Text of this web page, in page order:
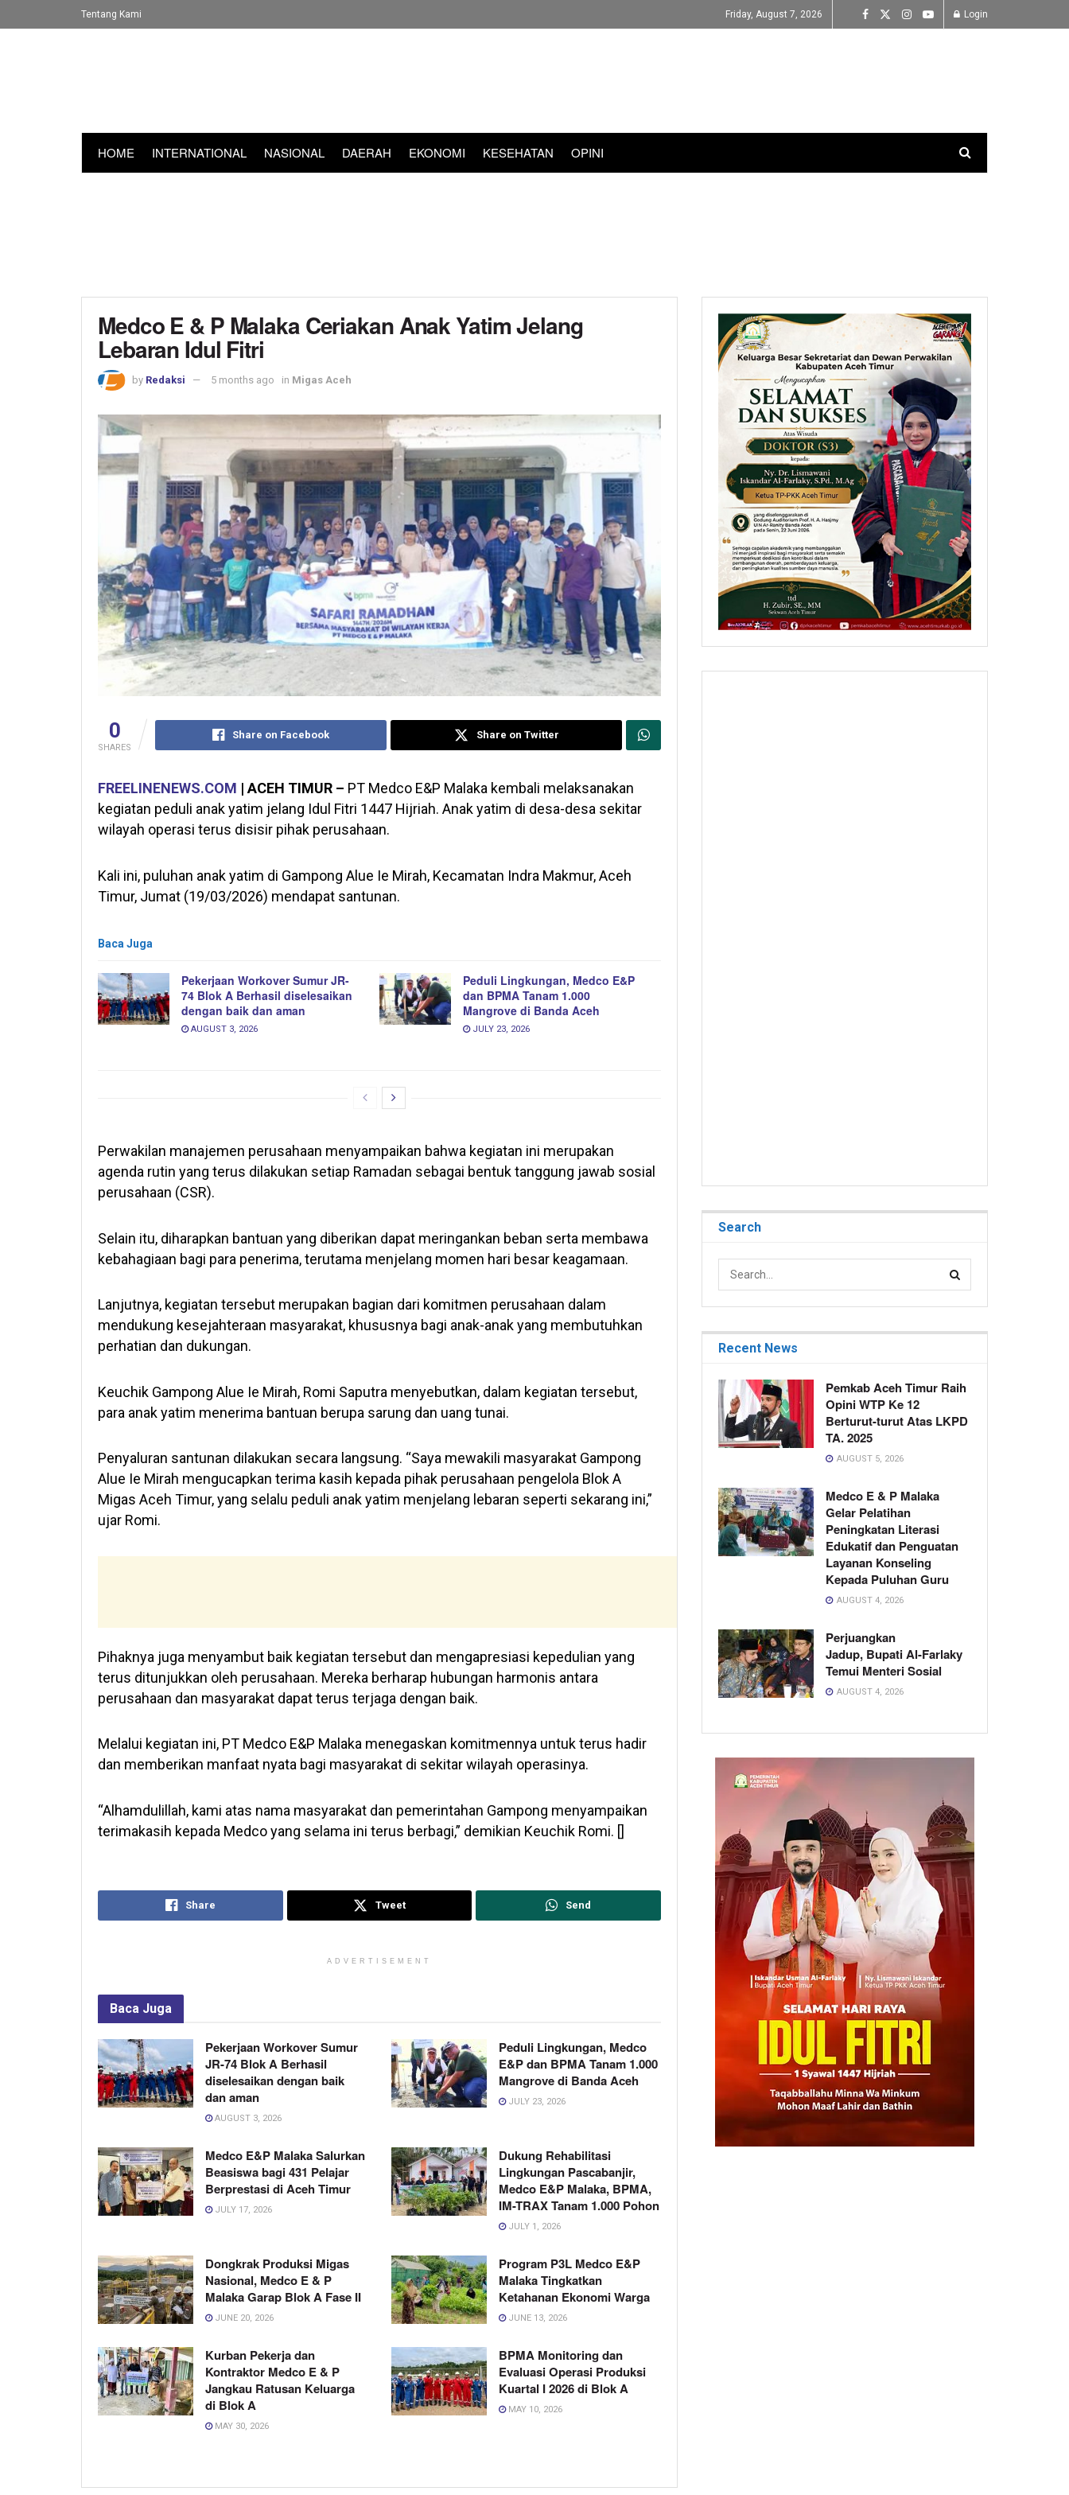
Tentang Kami Friday, August 7, 2026 Login
HOME INTERNATIONAL NASIONAL DAERAH EKONOMI KESEHATAN OPINI
Medco E & P Malaka Ceriakan Anak Yatim Jelang
Lebaran Idul Fitri
by Redaksi 5 months ago in Migas Aceh
0
SHARES
Share on Facebook Share on Twitter
FREELINENEWS.COM | ACEH TIMUR – PT Medco E&P Malaka kembali melaksanakan
kegiatan peduli anak yatim jelang Idul Fitri 1447 Hijriah. Anak yatim di desa-desa sekitar
wilayah operasi terus disisir pihak perusahaan.
Kali ini, puluhan anak yatim di Gampong Alue Ie Mirah, Kecamatan Indra Makmur, Aceh
Timur, Jumat (19/03/2026) mendapat santunan.
Baca Juga
Pekerjaan Workover Sumur JR-
74 Blok A Berhasil diselesaikan
dengan baik dan aman
AUGUST 3, 2026
Peduli Lingkungan, Medco E&P
dan BPMA Tanam 1.000
Mangrove di Banda Aceh
JULY 23, 2026
Perwakilan manajemen perusahaan menyampaikan bahwa kegiatan ini merupakan
agenda rutin yang terus dilakukan setiap Ramadan sebagai bentuk tanggung jawab sosial
perusahaan (CSR).
Selain itu, diharapkan bantuan yang diberikan dapat meringankan beban serta membawa
kebahagiaan bagi para penerima, terutama menjelang momen hari besar keagamaan.
Lanjutnya, kegiatan tersebut merupakan bagian dari komitmen perusahaan dalam
mendukung kesejahteraan masyarakat, khususnya bagi anak-anak yang membutuhkan
perhatian dan dukungan.
Keuchik Gampong Alue Ie Mirah, Romi Saputra menyebutkan, dalam kegiatan tersebut,
para anak yatim menerima bantuan berupa sarung dan uang tunai.
Penyaluran santunan dilakukan secara langsung. “Saya mewakili masyarakat Gampong
Alue Ie Mirah mengucapkan terima kasih kepada pihak perusahaan pengelola Blok A
Migas Aceh Timur, yang selalu peduli anak yatim menjelang lebaran seperti sekarang ini,”
ujar Romi.
Pihaknya juga menyambut baik kegiatan tersebut dan mengapresiasi kepedulian yang
terus ditunjukkan oleh perusahaan. Mereka berharap hubungan harmonis antara
perusahaan dan masyarakat dapat terus terjaga dengan baik.
Melalui kegiatan ini, PT Medco E&P Malaka menegaskan komitmennya untuk terus hadir
dan memberikan manfaat nyata bagi masyarakat di sekitar wilayah operasinya.
“Alhamdulillah, kami atas nama masyarakat dan pemerintahan Gampong menyampaikan
terimakasih kepada Medco yang selama ini terus berbagi,” demikian Keuchik Romi. []
Share Tweet Send
ADVERTISEMENT
Baca Juga
Pekerjaan Workover Sumur
JR-74 Blok A Berhasil
diselesaikan dengan baik
dan aman
AUGUST 3, 2026
Peduli Lingkungan, Medco
E&P dan BPMA Tanam 1.000
Mangrove di Banda Aceh
JULY 23, 2026
Medco E&P Malaka Salurkan
Beasiswa bagi 431 Pelajar
Berprestasi di Aceh Timur
JULY 17, 2026
Dukung Rehabilitasi
Lingkungan Pascabanjir,
Medco E&P Malaka, BPMA,
IM-TRAX Tanam 1.000 Pohon
JULY 1, 2026
Dongkrak Produksi Migas
Nasional, Medco E & P
Malaka Garap Blok A Fase II
JUNE 20, 2026
Program P3L Medco E&P
Malaka Tingkatkan
Ketahanan Ekonomi Warga
JUNE 13, 2026
Kurban Pekerja dan
Kontraktor Medco E & P
Jangkau Ratusan Keluarga
di Blok A
MAY 30, 2026
BPMA Monitoring dan
Evaluasi Operasi Produksi
Kuartal I 2026 di Blok A
MAY 10, 2026
Search
Recent News
Pemkab Aceh Timur Raih
Opini WTP Ke 12
Berturut-turut Atas LKPD
TA. 2025
AUGUST 5, 2026
Medco E & P Malaka
Gelar Pelatihan
Peningkatan Literasi
Edukatif dan Penguatan
Layanan Konseling
Kepada Puluhan Guru
AUGUST 4, 2026
Perjuangkan
Jadup, Bupati Al-Farlaky
Temui Menteri Sosial
AUGUST 4, 2026